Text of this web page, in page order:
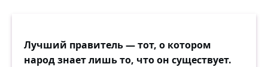
Лучший правитель — тот, о котором
народ знает лишь то, что он существует.